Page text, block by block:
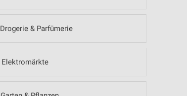
Drogerie & Parfümerie
Elektromärkte